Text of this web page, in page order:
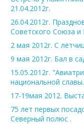
21.04.2012г.
26.04.2012г.
Советского Союза и
2 мая 2012г. С
9 мая 2012г. Бал в
15.05.2012г.
национальной славы.
17-19мая 2012.
75 лет первых
Северный полюс .